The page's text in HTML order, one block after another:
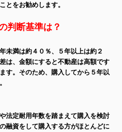
とをお勧めします。
判断基準は？
未満は約４０％、５年以上は約２
は、金額にすると不動産は高額です
す。そのため、購入してから５年以
法定耐用年数を踏まえて購入を検討
融資をして購入する方がほとんどに